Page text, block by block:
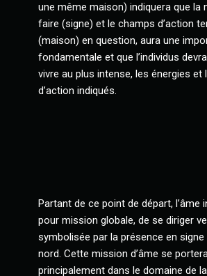
une même maison) indiquera que la
faire (signe) et le champs d’action
(maison) en question, aura une
fondamentale et que l’individus
vivre au plus intense, les énergies et
d’action indiqués.
Partant de ce point de départ, l’âme
pour mission globale, de se diriger
symbolisée par la présence en
nord. Cette mission d’âme se
principalement dans le domaine de